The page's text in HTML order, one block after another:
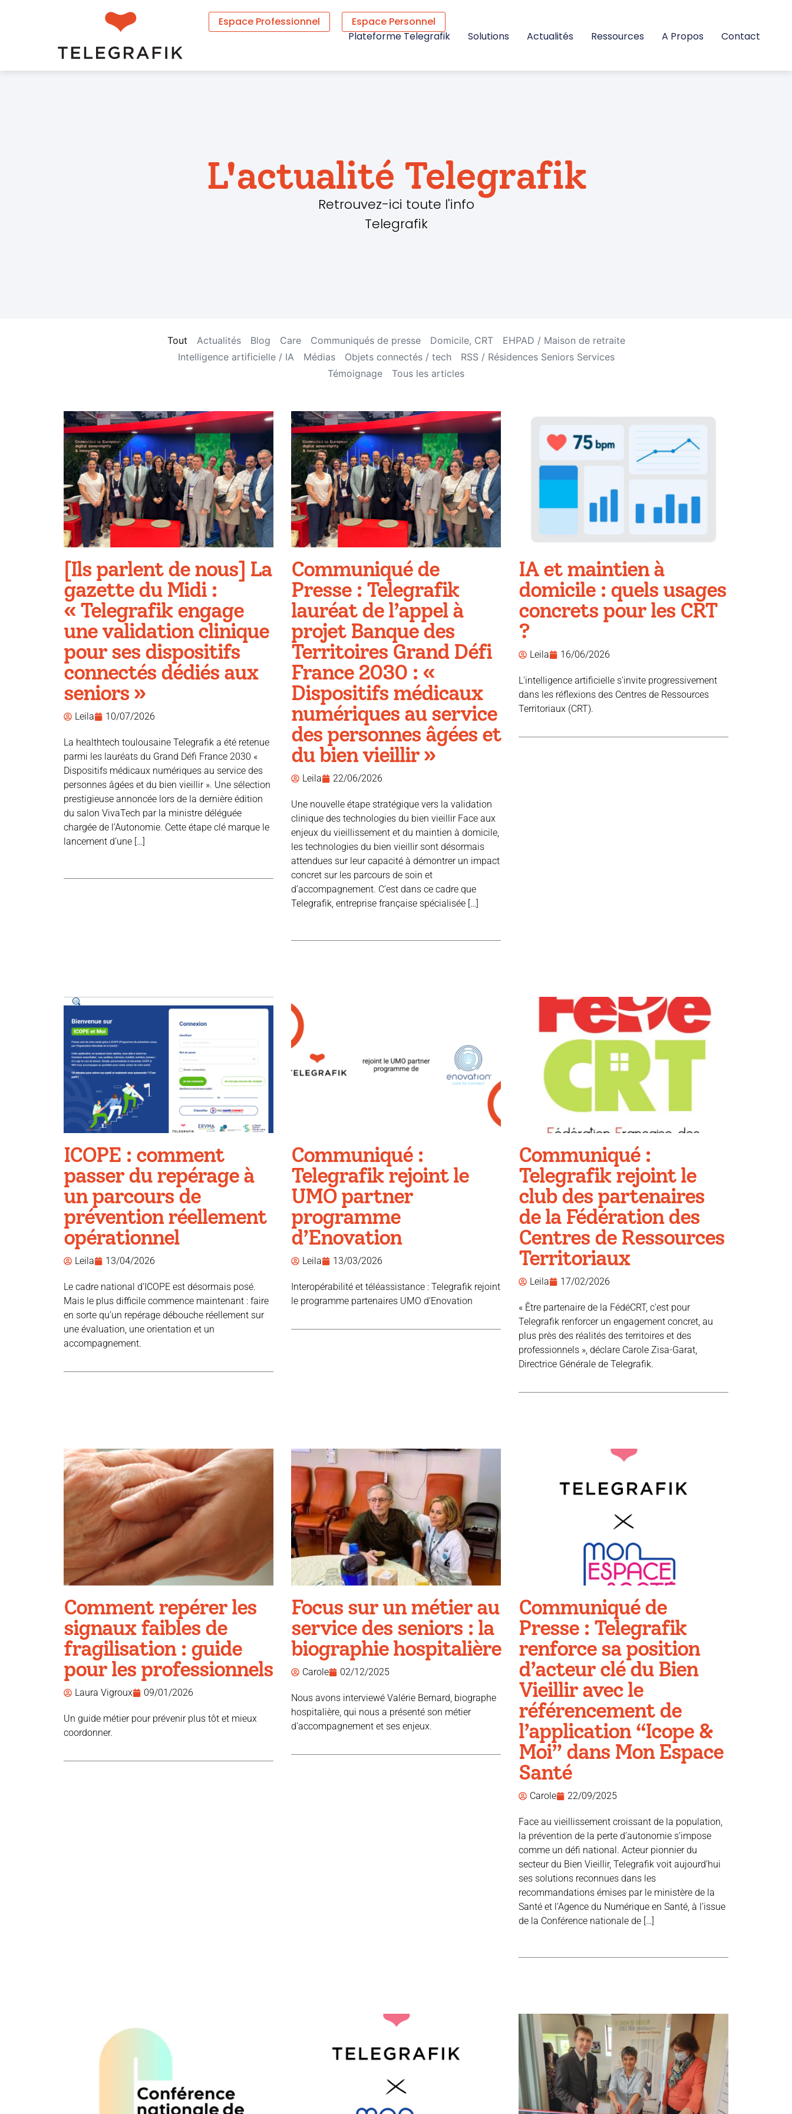
Espace Professionnel
Espace Personnel
Plateforme Telegrafik
Solutions Actualités Ressources A Propos Contact
L'actualité Telegrafik
Retrouvez-ici toute l'info
Telegrafik
Actualités Blog Care Communiqués de presse Domicile, CRT
EHPAD / Maison de retraite
Intelligence artificielle / IA
Médias Objets connectés / tech
RSS / Résidences Seniors Services
Témoignage
Tous les articles
Tout
[Ils parlent de nous] La
gazette du Midi :
« Telegrafik engage
une validation clinique
pour ses dispositifs
connectés dédiés aux
seniors »
Leila 10/07/2026
La healthtech toulousaine Telegrafik a été retenue
parmi les lauréats du Grand Défi France 2030 «
Dispositifs médicaux numériques au service des
personnes âgées et du bien vieillir ». Une sélection
prestigieuse annoncée lors de la dernière édition
du salon VivaTech par la ministre déléguée
chargée de l’Autonomie. Cette étape clé marque le
lancement d’une […]
Communiqué de
Presse : Telegrafik
lauréat de l’appel à
projet Banque des
Territoires Grand Défi
France 2030 : «
Dispositifs médicaux
numériques au service
des personnes âgées et
du bien vieillir »
Leila 22/06/2026
Une nouvelle étape stratégique vers la validation
clinique des technologies du bien vieillir Face aux
enjeux du vieillissement et du maintien à domicile,
les technologies du bien vieillir sont désormais
attendues sur leur capacité à démontrer un impact
concret sur les parcours de soin et
d’accompagnement. C’est dans ce cadre que
Telegrafik, entreprise française spécialisée […]
IA et maintien à
domicile : quels usages
concrets pour les CRT
?
Leila 16/06/2026
L'intelligence artificielle s'invite progressivement
dans les réflexions des Centres de Ressources
Territoriaux (CRT).
ICOPE : comment
passer du repérage à
un parcours de
prévention réellement
opérationnel
Leila 13/04/2026
Le cadre national d’ICOPE est désormais posé.
Mais le plus difficile commence maintenant : faire
en sorte qu’un repérage débouche réellement sur
une évaluation, une orientation et un
accompagnement.
Communiqué :
Telegrafik rejoint le
UMO partner
programme
d’Enovation
Leila 13/03/2026
Interopérabilité et téléassistance : Telegrafik rejoint
le programme partenaires UMO d’Enovation
Communiqué :
Telegrafik rejoint le
club des partenaires
de la Fédération des
Centres de Ressources
Territoriaux
Leila 17/02/2026
« Être partenaire de la FédéCRT, c’est pour
Telegrafik renforcer un engagement concret, au
plus près des réalités des territoires et des
professionnels », déclare Carole Zisa-Garat,
Directrice Générale de Telegrafik.
Comment repérer les
signaux faibles de
fragilisation : guide
pour les professionnels
Laura Vigroux 09/01/2026
Un guide métier pour prévenir plus tôt et mieux
coordonner.
Focus sur un métier au
service des seniors : la
biographie hospitalière
Carole 02/12/2025
Nous avons interviewé Valérie Bernard, biographe
hospitalière, qui nous a présenté son métier
d'accompagnement et ses enjeux.
Communiqué de
Presse : Telegrafik
renforce sa position
d’acteur clé du Bien
Vieillir avec le
référencement de
l’application “Icope &
Moi” dans Mon Espace
Santé
Carole 22/09/2025
Face au vieillissement croissant de la population,
la prévention de la perte d’autonomie s’impose
comme un défi national. Acteur pionnier du
secteur du Bien Vieillir, Telegrafik voit aujourd’hui
ses solutions reconnues dans les
recommandations émises par le ministère de la
Santé et l’Agence du Numérique en Santé, à l’issue
de la Conférence nationale de […]